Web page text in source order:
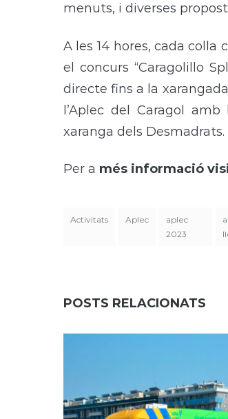
menuts, i diverses
A les 14 hores, cada colla
el concurs “Caragolillo
directe fins a la
l’Aplec del Caragol
xaranga dels Desmadrats.
Per a més informació
Activitats Aplec
aplec
2023
POSTS RELACIONATS